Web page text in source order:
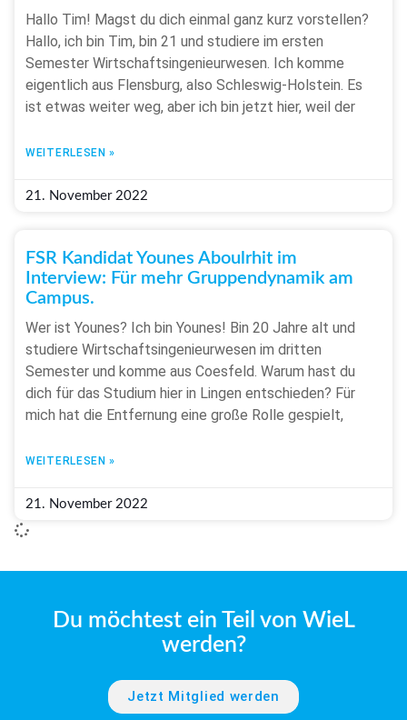
Hallo Tim! Magst du dich einmal ganz kurz vorstellen?
Hallo, ich bin Tim, bin 21 und studiere im ersten
Semester Wirtschaftsingenieurwesen. Ich komme
eigentlich aus Flensburg, also Schleswig-Holstein. Es
ist etwas weiter weg, aber ich bin jetzt hier, weil der
WEITERLESEN »
21. November 2022
FSR Kandidat Younes Aboulrhit im
Interview: Für mehr Gruppendynamik am
Campus.
Wer ist Younes? Ich bin Younes! Bin 20 Jahre alt und
studiere Wirtschaftsingenieurwesen im dritten
Semester und komme aus Coesfeld. Warum hast du
dich für das Studium hier in Lingen entschieden? Für
mich hat die Entfernung eine große Rolle gespielt,
WEITERLESEN »
21. November 2022
Du möchtest ein Teil von WieL
werden?
Jetzt Mitglied werden